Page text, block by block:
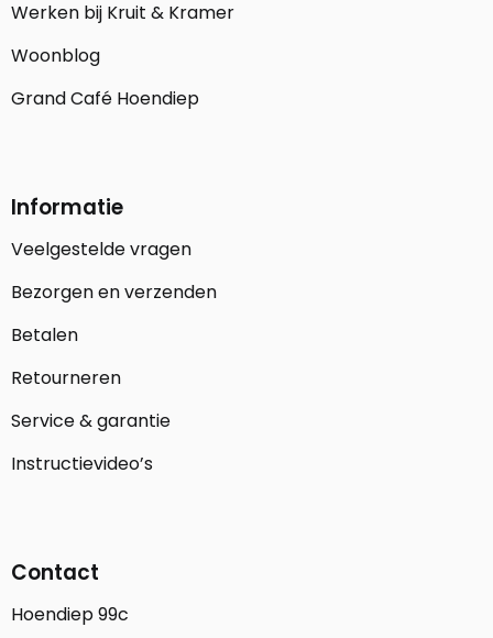
Werken bij Kruit & Kramer
Woonblog
Grand Café Hoendiep
Informatie
Veelgestelde vragen
Bezorgen en verzenden
Betalen
Retourneren
Service & garantie
Instructievideo’s
Contact
Hoendiep 99c